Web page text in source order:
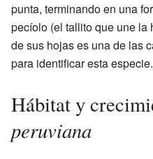
punta, terminando en una
pecíolo (el tallito que une la
de sus hojas es una de las
para identificar esta especie.
Hábitat y
peruviana